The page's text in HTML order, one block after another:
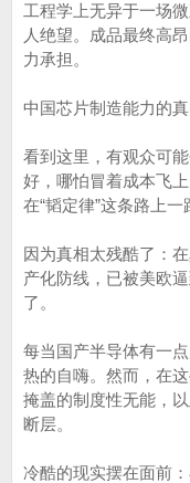
工程学上无异于一场
人绝望。成品最终高
力承担。
中国芯片制造能力的
看到这里，有观众可
好，哪怕冒着成本飞
在“韬定律”这条路上一
因为真相太残酷了：
产化防线，已被美欧
了。
每当国产半导体有一
热的自嗨。然而，在
掩盖的制度性无能，
断层。
冷酷的现实摆在面前